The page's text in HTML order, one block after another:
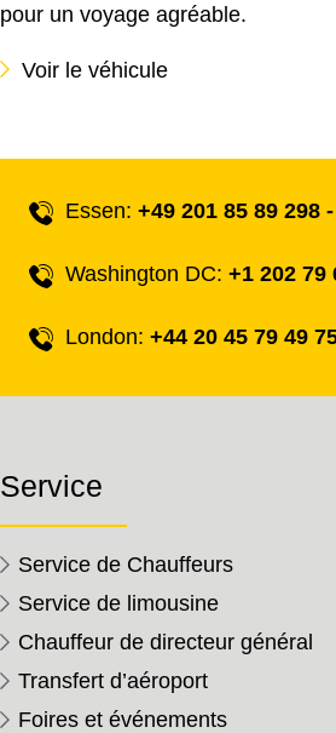
pour un voyage agréable.
Voir le véhicule
Essen:+49 201 85 89 298
Washington DC:+1 202 79
London:+44 20 45 79 49
Service
Service de Chauffeurs
Service de limousine
Chauffeur de directeur général
Transfert d’aéroport
Foires et événements